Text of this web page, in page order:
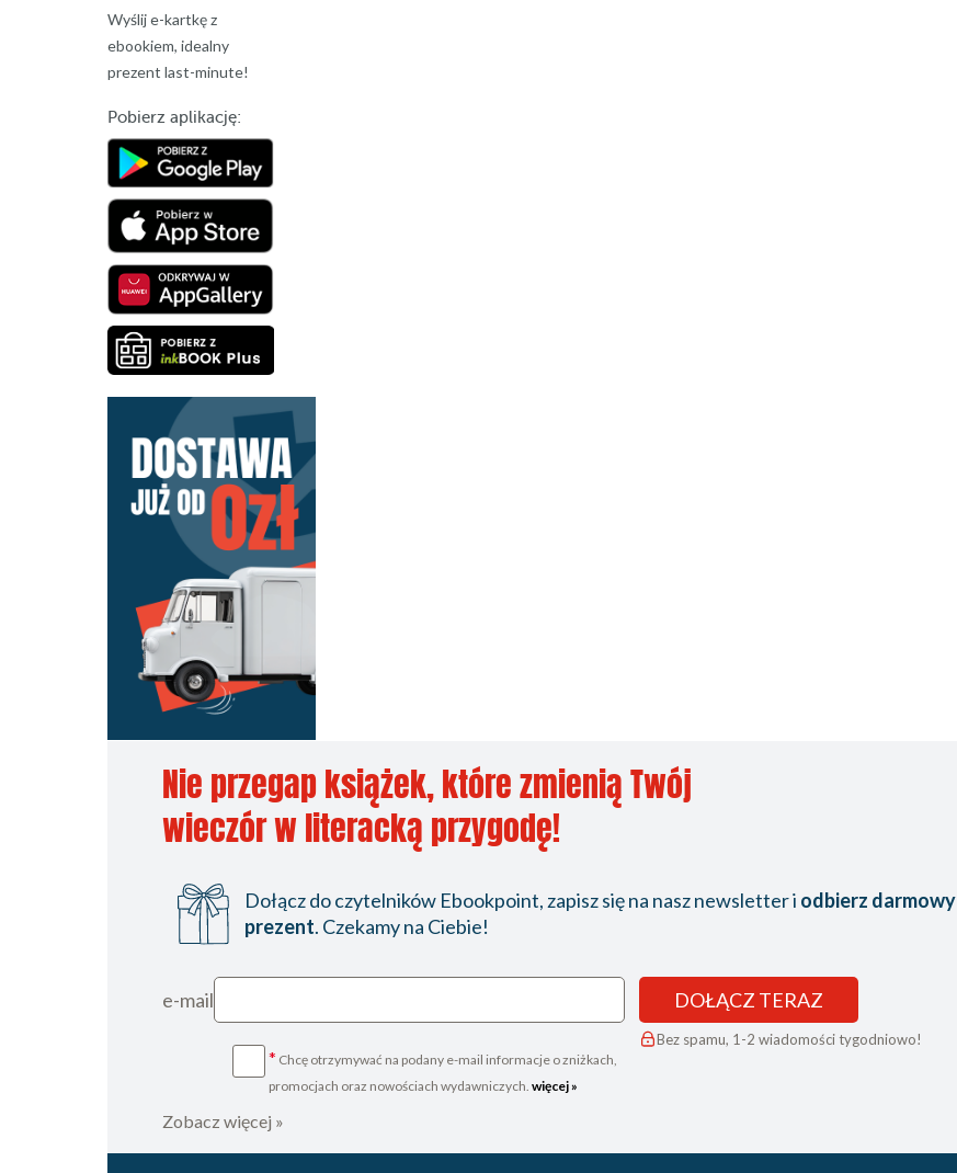
Wyślij e-kartkę z
ebookiem, idealny
prezent last-minute!
Pobierz aplikację:
Nie przegap książek, które zmienią Twój
wieczór w literacką przygodę!
Dołącz do czytelników Ebookpoint, zapisz się na nasz newsletter i odbierz darmowy
prezent. Czekamy na Ciebie!
e-mail
* Chcę otrzymywać na podany e-mail informacje o zniżkach,
promocjach oraz nowościach wydawniczych. więcej »
DOŁĄCZ TERAZ
Bez spamu, 1-2 wiadomości tygodniowo!
Zobacz więcej »